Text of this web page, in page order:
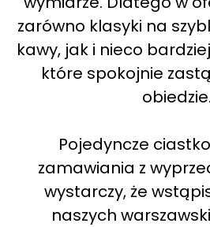
zarówno klasyki na
kawy, jak i nieco
które spokojnie
obiedzie.
Pojedyncze
zamawiania z
wystarczy, że
naszych